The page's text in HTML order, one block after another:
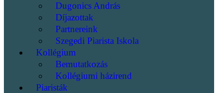
Dugonics András
Díjazottak
Partnereink
Szegedi Piarista Iskola
Kollégium
Bemutatkozás
Kollégiumi házirend
Piaristák